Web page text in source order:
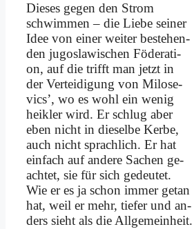
Die­ses ge­gen den Strom
schwim­men – die Lie­be sei­ner
Idee von ei­ner wei­ter be­stehen­
den ju­go­sla­wi­schen Fö­de­ra­ti­
on, auf die trifft man jetzt in
der Ver­tei­di­gung von Mi­lo­se­
vics’, wo es wohl ein we­nig
heik­ler wird. Er schlug aber
eben nicht in die­sel­be Ker­be,
auch nicht sprach­lich. Er hat
ein­fach auf an­de­re Sa­chen ge­
ach­tet, sie für sich ge­deu­tet.
Wie er es ja schon im­mer ge­tan
hat, weil er mehr, tie­fer und an­
ders sieht als die All­ge­mein­heit.